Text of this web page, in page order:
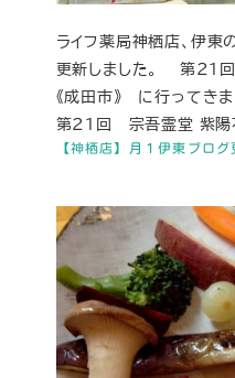
【神栖店】月１伊東ブログ
ライフ薬局神栖店、伊東
更新しました。 第２１
《成田市》 に行ってき
第２１回 宗吾霊堂 紫